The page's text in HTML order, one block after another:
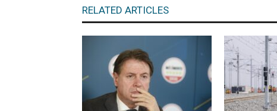
RELATED ARTICLES